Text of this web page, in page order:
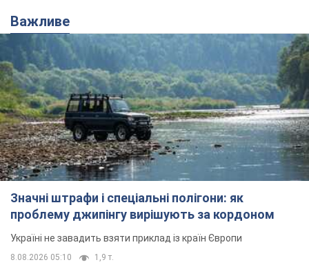
Важливе
Значні штрафи і спеціальні полігони: як
проблему джипінгу вирішують за кордоном
Україні не завадить взяти приклад із країн Європи
8.08.2026 05:10 1,9 т.